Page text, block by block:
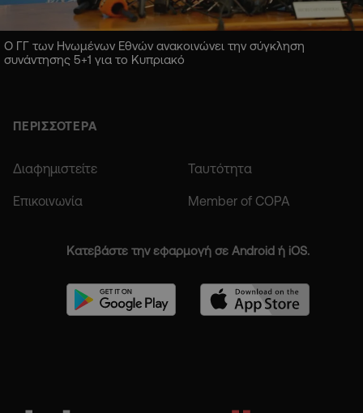
Ο ΓΓ των Ηνωμένων Εθνών ανακοινώνει την σύγκληση
συνάντησης 5+1 για το Κυπριακό
ΠΕΡΙΣΣΟΤΕΡΑ
Διαφημιστείτε Ταυτότητα
Επικοινωνία Member of COPA
Κατεβάστε την εφαρμογή σε Android ή iOS.